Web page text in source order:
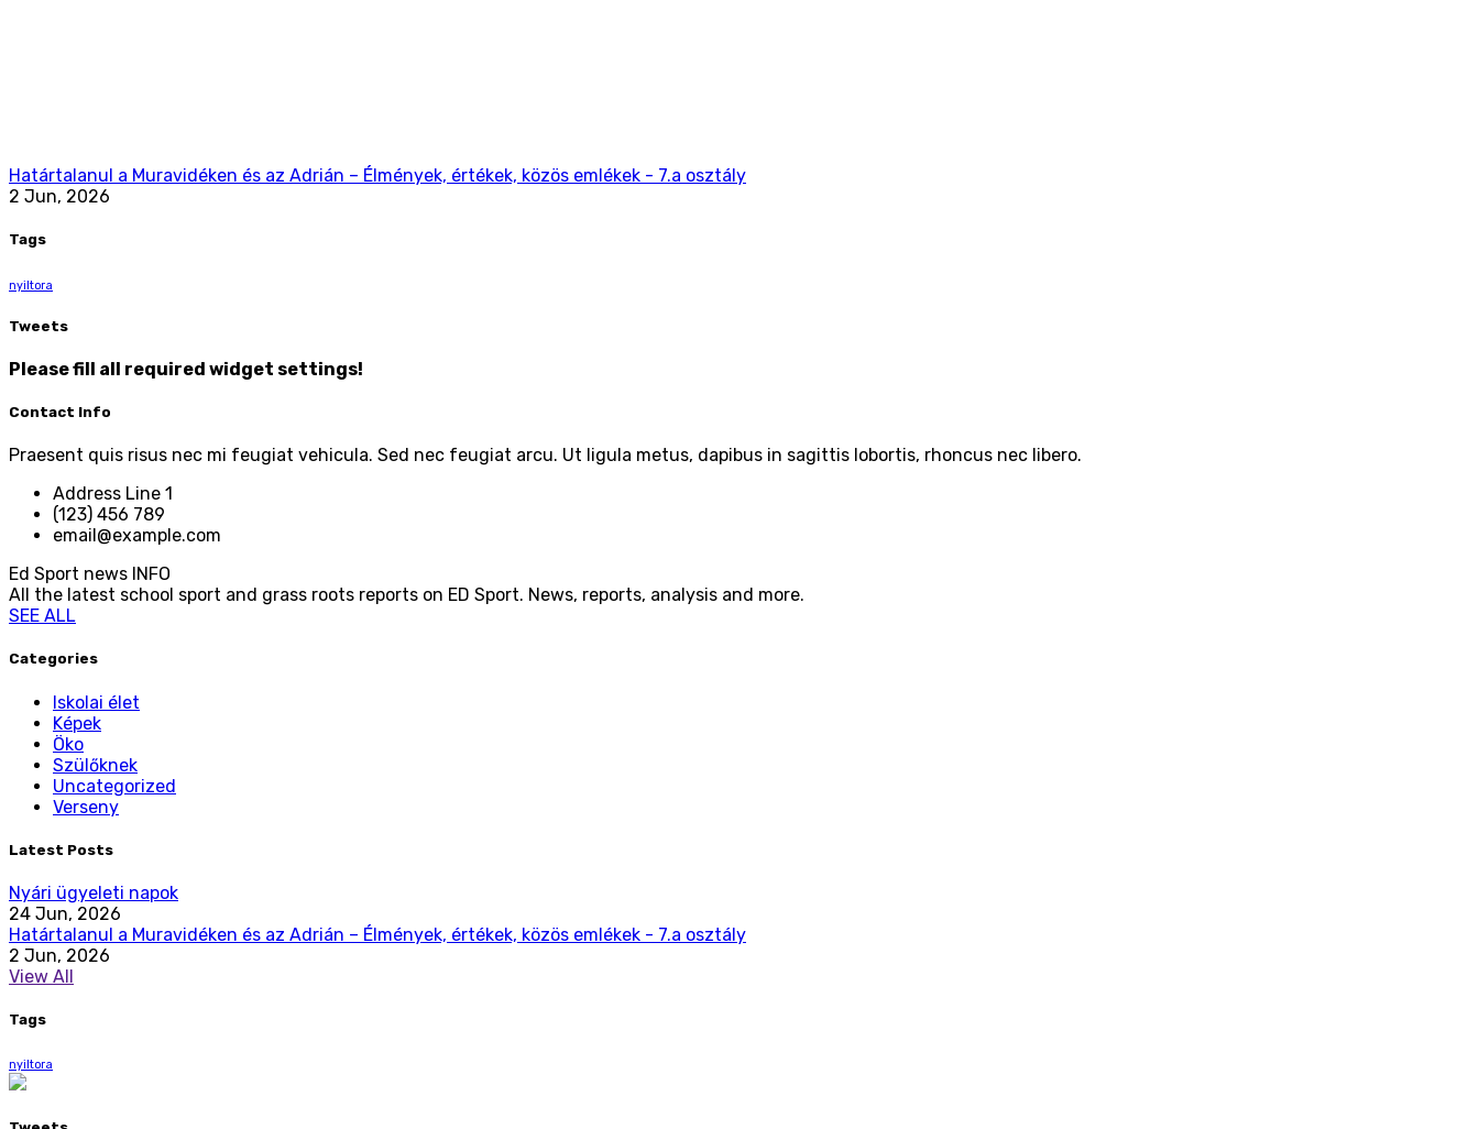
Határtalanul a Muravidéken és az Adrián – Élmények, értékek, közös emlékek - 7.a osztály
2 Jun, 2026
Tags
nyiltora
Tweets
Please fill all required widget settings!
Contact Info
Praesent quis risus nec mi feugiat vehicula. Sed nec feugiat arcu. Ut ligula metus, dapibus in sagittis lobortis, rhoncus nec libero.
Address Line 1
(123) 456 789
email@example.com
Ed Sport news INFO
All the latest school sport and grass roots reports on ED Sport. News, reports, analysis and more.
SEE ALL
Categories
Iskolai élet
Képek
Öko
Szülőknek
Uncategorized
Verseny
Latest Posts
Nyári ügyeleti napok
24 Jun, 2026
Határtalanul a Muravidéken és az Adrián – Élmények, értékek, közös emlékek - 7.a osztály
2 Jun, 2026
View All
Tags
nyiltora